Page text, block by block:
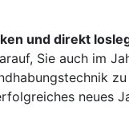
und direkt
Sie auch im
neues